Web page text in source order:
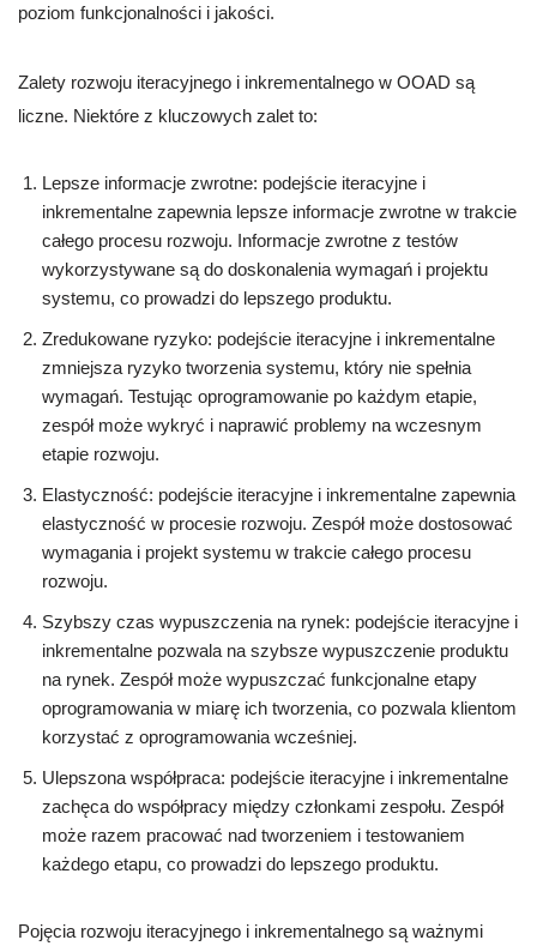
poziom funkcjonalności i jakości.
Zalety rozwoju iteracyjnego i inkrementalnego w OOAD są
liczne. Niektóre z kluczowych zalet to:
Lepsze informacje zwrotne: podejście iteracyjne i
inkrementalne zapewnia lepsze informacje zwrotne w trakcie
całego procesu rozwoju. Informacje zwrotne z testów
wykorzystywane są do doskonalenia wymagań i projektu
systemu, co prowadzi do lepszego produktu.
Zredukowane ryzyko: podejście iteracyjne i inkrementalne
zmniejsza ryzyko tworzenia systemu, który nie spełnia
wymagań. Testując oprogramowanie po każdym etapie,
zespół może wykryć i naprawić problemy na wczesnym
etapie rozwoju.
Elastyczność: podejście iteracyjne i inkrementalne zapewnia
elastyczność w procesie rozwoju. Zespół może dostosować
wymagania i projekt systemu w trakcie całego procesu
rozwoju.
Szybszy czas wypuszczenia na rynek: podejście iteracyjne i
inkrementalne pozwala na szybsze wypuszczenie produktu
na rynek. Zespół może wypuszczać funkcjonalne etapy
oprogramowania w miarę ich tworzenia, co pozwala klientom
korzystać z oprogramowania wcześniej.
Ulepszona współpraca: podejście iteracyjne i inkrementalne
zachęca do współpracy między członkami zespołu. Zespół
może razem pracować nad tworzeniem i testowaniem
każdego etapu, co prowadzi do lepszego produktu.
Pojęcia rozwoju iteracyjnego i inkrementalnego są ważnymi